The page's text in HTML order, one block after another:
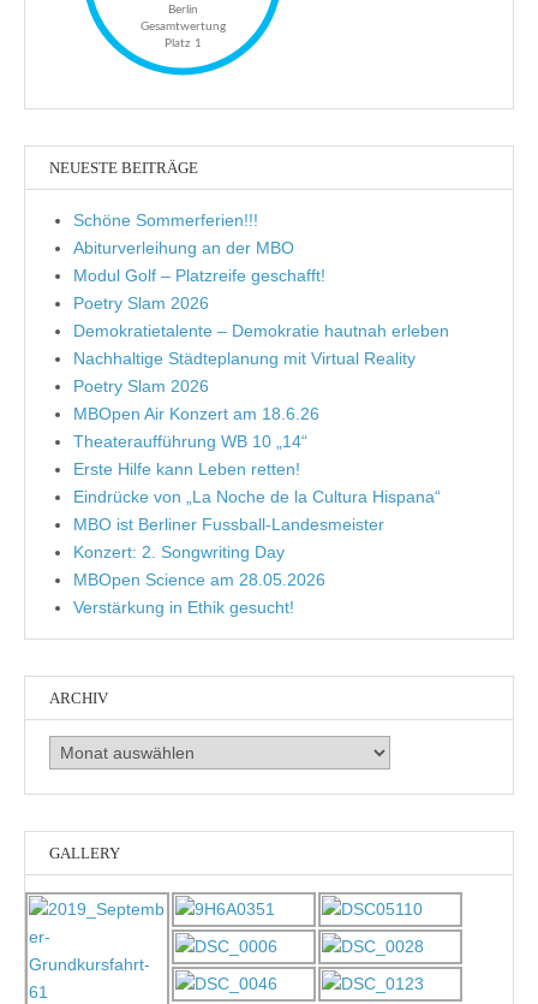
NEUESTE BEITRÄGE
Schöne Sommerferien!!!
Abiturverleihung an der MBO
Modul Golf – Platzreife geschafft!
Poetry Slam 2026
Demokratietalente – Demokratie hautnah erleben
Nachhaltige Städteplanung mit Virtual Reality
Poetry Slam 2026
MBOpen Air Konzert am 18.6.26
Theateraufführung WB 10 „14“
Erste Hilfe kann Leben retten!
Eindrücke von „La Noche de la Cultura Hispana“
MBO ist Berliner Fussball-Landesmeister
Konzert: 2. Songwriting Day
MBOpen Science am 28.05.2026
Verstärkung in Ethik gesucht!
ARCHIV
Archiv
GALLERY